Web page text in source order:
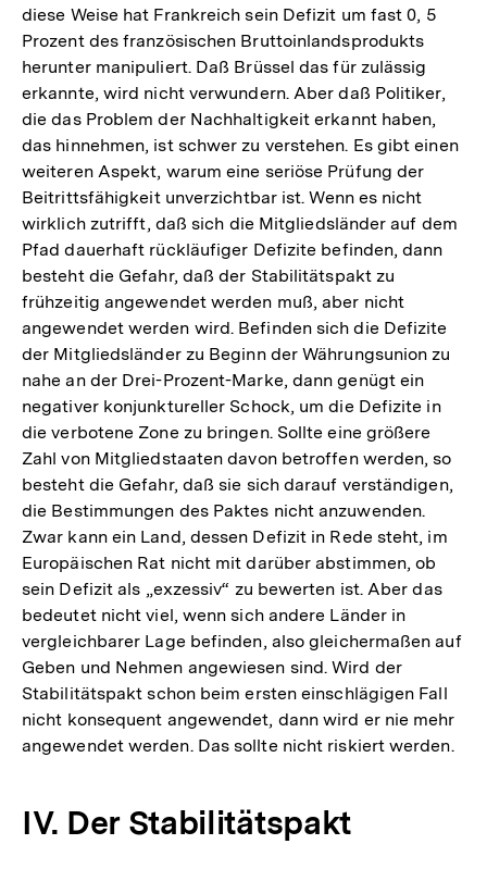
diese Weise hat Frankreich sein Defizit um fast 0, 5
Prozent des französischen Bruttoinlandsprodukts
herunter manipuliert. Daß Brüssel das für zulässig
erkannte, wird nicht verwundern. Aber daß Politiker,
die das Problem der Nachhaltigkeit erkannt haben,
das hinnehmen, ist schwer zu verstehen. Es gibt einen
weiteren Aspekt, warum eine seriöse Prüfung der
Beitrittsfähigkeit unverzichtbar ist. Wenn es nicht
wirklich zutrifft, daß sich die Mitgliedsländer auf dem
Pfad dauerhaft rückläufiger Defizite befinden, dann
besteht die Gefahr, daß der Stabilitätspakt zu
frühzeitig angewendet werden muß, aber nicht
angewendet werden wird. Befinden sich die Defizite
der Mitgliedsländer zu Beginn der Währungsunion zu
nahe an der Drei-Prozent-Marke, dann genügt ein
negativer konjunktureller Schock, um die Defizite in
die verbotene Zone zu bringen. Sollte eine größere
Zahl von Mitgliedstaaten davon betroffen werden, so
besteht die Gefahr, daß sie sich darauf verständigen,
die Bestimmungen des Paktes nicht anzuwenden.
Zwar kann ein Land, dessen Defizit in Rede steht, im
Europäischen Rat nicht mit darüber abstimmen, ob
sein Defizit als „exzessiv“ zu bewerten ist. Aber das
bedeutet nicht viel, wenn sich andere Länder in
vergleichbarer Lage befinden, also gleichermaßen auf
Geben und Nehmen angewiesen sind. Wird der
Stabilitätspakt schon beim ersten einschlägigen Fall
nicht konsequent angewendet, dann wird er nie mehr
angewendet werden. Das sollte nicht riskiert werden.
IV. Der Stabilitätspakt